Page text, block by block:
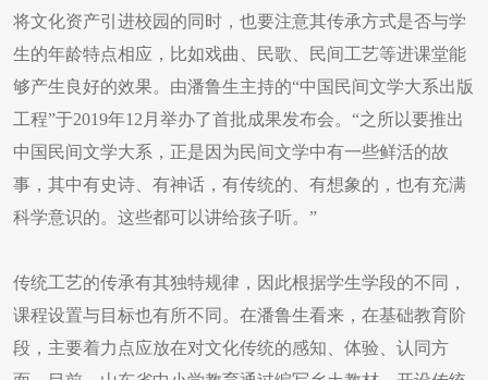
将文化资产引进校园的同时，也要注意其传承方式是否与学
生的年龄特点相应，比如戏曲、民歌、民间工艺等进课堂能
够产生良好的效果。由潘鲁生主持的“中国民间文学大系出版
工程”于2019年12月举办了首批成果发布会。“之所以要推出
中国民间文学大系，正是因为民间文学中有一些鲜活的故
事，其中有史诗、有神话，有传统的、有想象的，也有充满
科学意识的。这些都可以讲给孩子听。”
传统工艺的传承有其独特规律，因此根据学生学段的不同，
课程设置与目标也有所不同。在潘鲁生看来，在基础教育阶
段，主要着力点应放在对文化传统的感知、体验、认同方